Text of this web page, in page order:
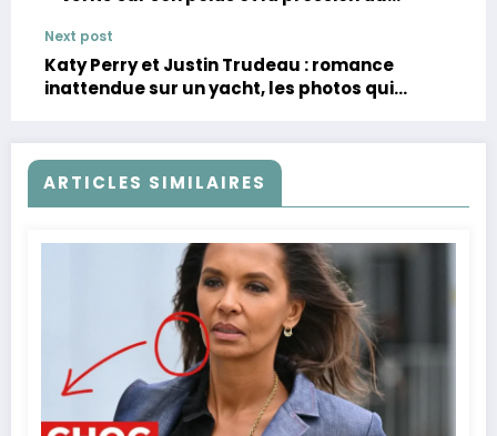
Next post
Katy Perry et Justin Trudeau : romance
inattendue sur un yacht, les photos qui
ARTICLES SIMILAIRES